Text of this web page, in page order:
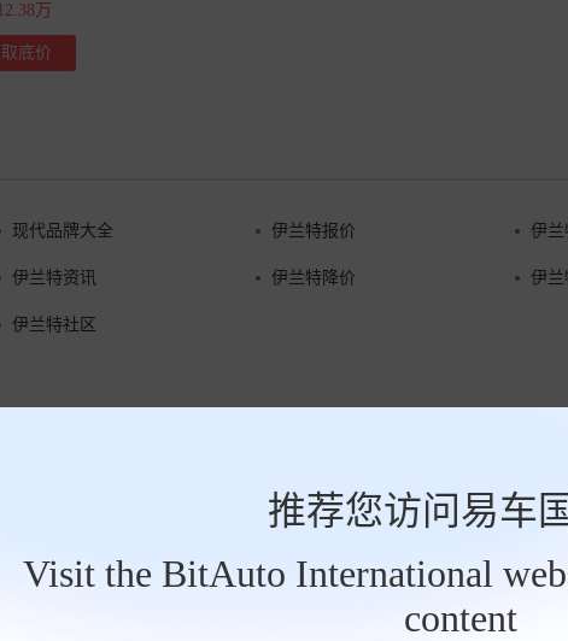
推荐您访问易车
Visit the BitAuto International
content
万
底价
现代品牌大全 伊兰特报价
伊
伊兰特资讯 伊兰特降价
伊
伊兰特社区